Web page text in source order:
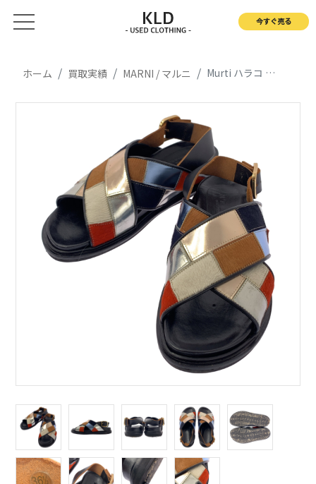
今すぐ売る
ホーム 買取実績 MARNI / マルニ Murti ハラコ レザー フスベット サンダル